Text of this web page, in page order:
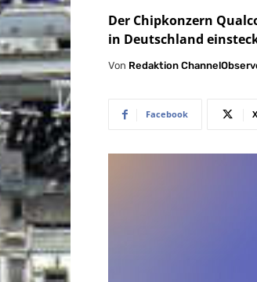
Der Chipkonzern
in Deutschland
Von Redaktion
Facebook X